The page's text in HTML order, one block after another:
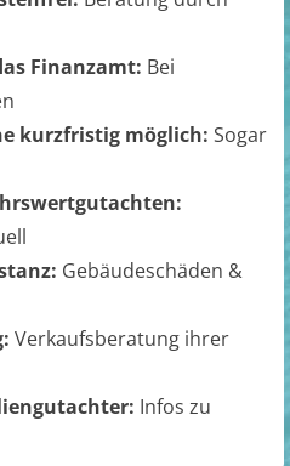
Finanzamt: Bei
kurzfristig möglich: Sogar
Gebäudeschäden &
Verkaufsberatung ihrer
Infos zu